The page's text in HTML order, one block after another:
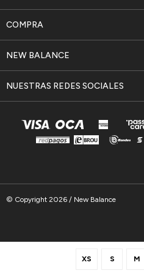
XS S M
NEW BALANCE
COMPRA
NUESTRAS REDES SOCIALES
© Copyright 2026 / New Balance